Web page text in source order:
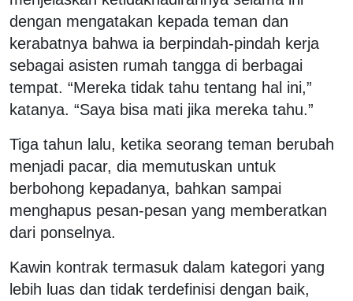
dengan mengatakan kepada teman dan
kerabatnya bahwa ia berpindah-pindah kerja
sebagai asisten rumah tangga di berbagai
tempat. “Mereka tidak tahu tentang hal ini,”
katanya. “Saya bisa mati jika mereka tahu.”
Tiga tahun lalu, ketika seorang teman berubah
menjadi pacar, dia memutuskan untuk
berbohong kepadanya, bahkan sampai
menghapus pesan-pesan yang memberatkan
dari ponselnya.
Kawin kontrak termasuk dalam kategori yang
lebih luas dan tidak terdefinisi dengan baik,